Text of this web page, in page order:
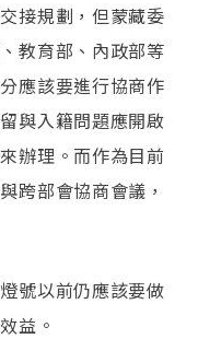
接規劃，但蒙藏委
教育部、內政部等
應該要進行協商作
與入籍問題應開啟
辦理。而作為目前
跨部會協商會議，
號以前仍應該要做
益。